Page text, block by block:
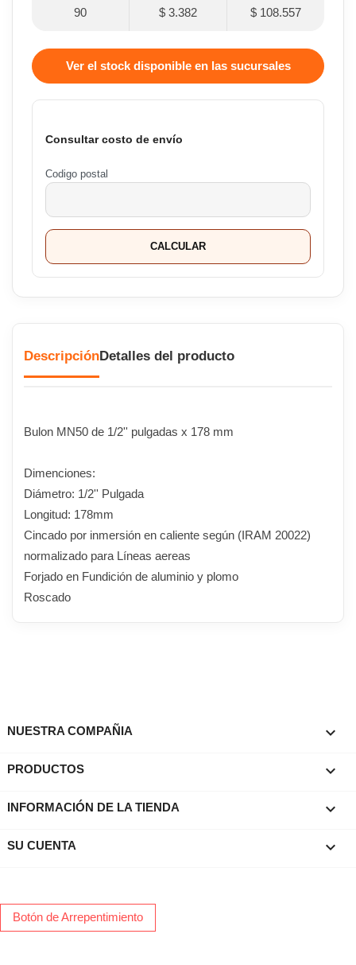
90 $ 3.382 $ 108.557
Ver el stock disponible en las sucursales
Consultar costo de envío
Codigo postal
CALCULAR
DescripciónDetalles del producto
Bulon MN50 de 1/2'' pulgadas x 178 mm
Dimenciones:
Diámetro: 1/2'' Pulgada
Longitud: 178mm
Cincado por inmersión en caliente según (IRAM 20022)
normalizado para Líneas aereas
Forjado en Fundición de aluminio y plomo
Roscado
NUESTRA COMPAÑIA 
PRODUCTOS 
INFORMACIÓN DE LA TIENDA keyboard_arrow_down
SU CUENTA 
Botón de Arrepentimiento